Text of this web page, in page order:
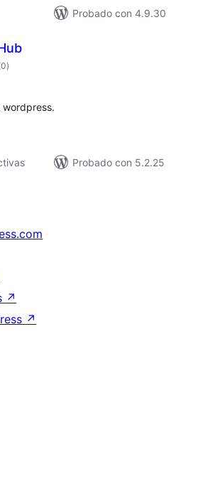
Probado con 4.9.30
valoracións
totais
)
Probado con 5.2.25
↗
↗